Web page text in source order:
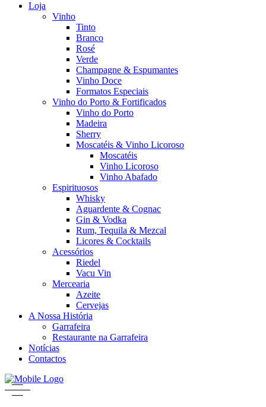
Loja
Vinho
Tinto
Branco
Rosé
Verde
Champagne & Espumantes
Vinho Doce
Formatos Especiais
Vinho do Porto & Fortificados
Vinho do Porto
Madeira
Sherry
Moscatéis & Vinho Licoroso
Moscatéis
Vinho Licoroso
Vinho Abafado
Espirituosos
Whisky
Aguardente & Cognac
Gin & Vodka
Rum, Tequila & Mezcal
Licores & Cocktails
Acessórios
Riedel
Vacu Vin
Mercearia
Azeite
Cervejas
A Nossa História
Garrafeira
Restaurante na Garrafeira
Notícias
Contactos